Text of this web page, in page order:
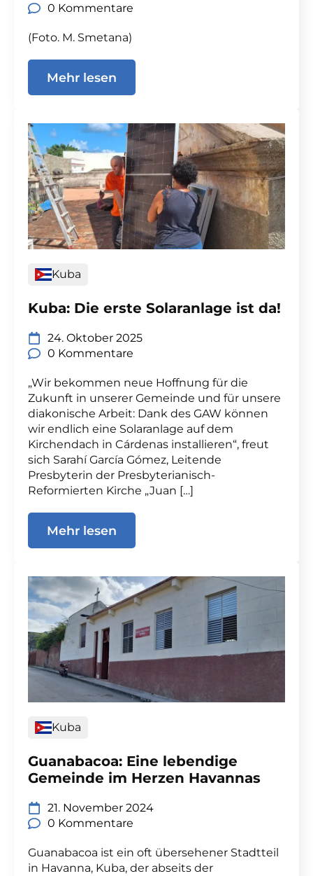
0 Kommentare
(Foto. M. Smetana)
Mehr lesen
Kuba
Kuba: Die erste Solaranlage ist da!
24. Oktober 2025
0 Kommentare
„Wir bekommen neue Hoffnung für die
Zukunft in unserer Gemeinde und für unsere
diakonische Arbeit: Dank des GAW können
wir endlich eine Solaranlage auf dem
Kirchendach in Cárdenas installieren“, freut
sich Sarahí García Gómez, Leitende
Presbyterin der Presbyterianisch-
Reformierten Kirche „Juan […]
Mehr lesen
Kuba
Guanabacoa: Eine lebendige
Gemeinde im Herzen Havannas
21. November 2024
0 Kommentare
Guanabacoa ist ein oft übersehener Stadtteil
in Havanna, Kuba, der abseits der